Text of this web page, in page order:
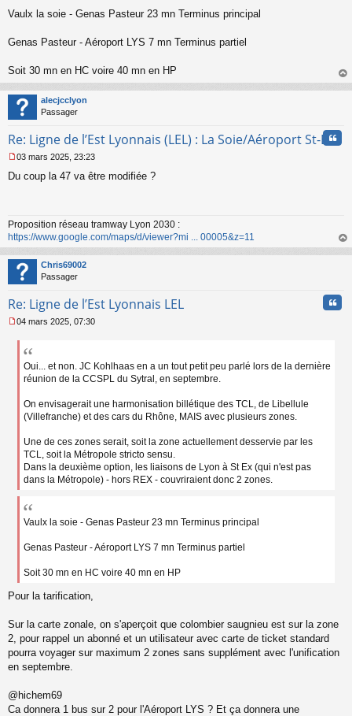
e
s
e
n
o
n
l
Vaulx la soie - Genas Pasteur 23 mn Terminus principal
Genas Pasteur - Aéroport LYS 7 mn Terminus partiel
Soit 30 mn en HC voire 40 mn en HP
au
alecjcclyon
Passager
Re: Ligne de l’Est Lyonnais (LEL) : La Soie/Aéroport St-Ex
e
g
e
n
o
n
l
03 mars 2025, 23:23
Du coup la 47 va être modifiée ?
Proposition réseau tramway Lyon 2030 :
https://www.google.com/maps/d/viewer?mi ... 00005&z=11
au
Chris69002
Passager
Re: Ligne de l’Est Lyonnais LEL
e
04 mars 2025, 07:30
Oui... et non. JC Kohlhaas en a un tout petit peu parlé lors de la dernière
réunion de la CCSPL du Sytral, en septembre.
On envisagerait une harmonisation billétique des TCL, de Libellule
(Villefranche) et des cars du Rhône, MAIS avec plusieurs zones.
Une de ces zones serait, soit la zone actuellement desservie par les
TCL, soit la Métropole stricto sensu.
Dans la deuxième option, les liaisons de Lyon à St Ex (qui n'est pas
dans la Métropole) - hors REX - couvriraient donc 2 zones.
Vaulx la soie - Genas Pasteur 23 mn Terminus principal
Genas Pasteur - Aéroport LYS 7 mn Terminus partiel
Soit 30 mn en HC voire 40 mn en HP
Pour la tarification,
Sur la carte zonale, on s'aperçoit que colombier saugnieu est sur la zone
2, pour rappel un abonné et un utilisateur avec carte de ticket standard
pourra voyager sur maximum 2 zones sans supplément avec l'unification
en septembre.
@hichem69
Ca donnera 1 bus sur 2 pour l'Aéroport LYS ? Et ça donnera une